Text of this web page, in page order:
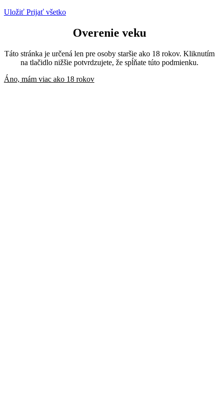
Uložiť Prijať všetko
Overenie veku
Táto stránka je určená len pre osoby staršie ako 18 rokov. Kliknutím
na tlačidlo nižšie potvrdzujete, že spĺňate túto podmienku.
Áno, mám viac ako 18 rokov